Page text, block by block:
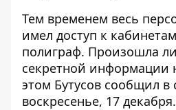
Тем временем весь
имел доступ к кабинетам
полиграф. Произошла
секретной информации
этом Бутусов сообщил в
воскресенье, 17 декабря.